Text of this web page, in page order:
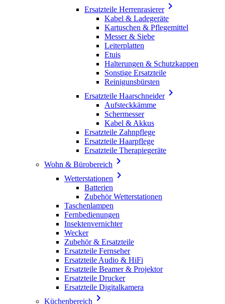
Ersatzteile Herrenrasierer
Kabel & Ladegeräte
Kartuschen & Pflegemittel
Messer & Siebe
Leiterplatten
Etuis
Halterungen & Schutzkappen
Sonstige Ersatzteile
Reinigunsbürsten
Ersatzteile Haarschneider
Aufsteckkämme
Schermesser
Kabel & Akkus
Ersatzteile Zahnpflege
Ersatzteile Haarpflege
Ersatzteile Therapiegeräte
Wohn & Bürobereich 
Wetterstationen 
Batterien
Zubehör Wetterstationen
Taschenlampen
Fernbedienungen
Insektenvernichter
Wecker
Zubehör & Ersatzteile
Ersatzteile Fernseher
Ersatzteile Audio & HiFi
Ersatzteile Beamer & Projektor
Ersatzteile Drucker
Ersatzteile Digitalkamera
Küchenbereich 